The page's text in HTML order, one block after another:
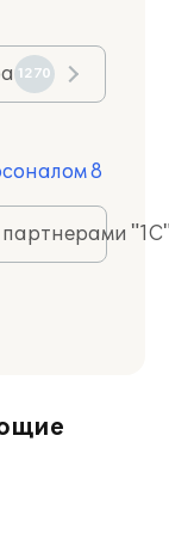
1270
8
партнерами